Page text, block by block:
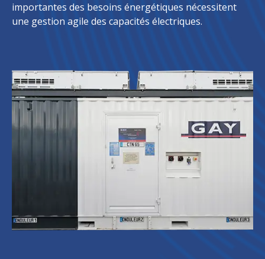
importantes des besoins énergétiques nécessitent
une gestion agile des capacités électriques.